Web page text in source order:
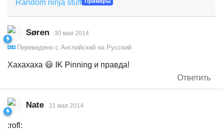
Random ninja stuff
Søren 30 мая 2014
Переведено с Английский на Русский
Хахахаха 😃 IK Pinning и правда!
Ответить
Nate 31 мая 2014
:rofl: